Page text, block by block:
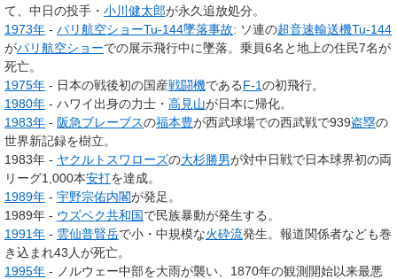
て、中日の投手・ 小川健太郎が永久追放処分。
1973年 - パリ航空ショーTu-144墜落事故: ソ連の超音速輸送機Tu-144
がパリ航空ショーでの展示飛行中に墜落。乗員6名と地上の住民7名が
死亡。
1975年 - 日本の戦後初の国産戦闘機であるF-1の初飛行。
1980年 - ハワイ出身の力士・ 高見山が日本に帰化。
1983年 - 阪急ブレーブスの福本豊が西武球場での西武戦で939盗塁の
世界新記録を樹立。
1983年 - ヤクルトスワローズの大杉勝男が対中日戦で日本球界初の両
リーグ1,000本安打を達成。
1989年 - 宇野宗佑内閣が発足。
1989年 - ウズベク共和国で民族暴動が発生する。
1991年 - 雲仙普賢岳で小・中規模な火砕流発生。報道関係者なども巻
き込まれ43人が死亡。
1995年 - ノルウェー中部を大雨が襲い、1870年の観測開始以来最悪